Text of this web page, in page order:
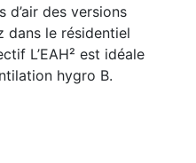
d’air des versions
dans le résidentiel
L’EAH² est idéale
hygro B.